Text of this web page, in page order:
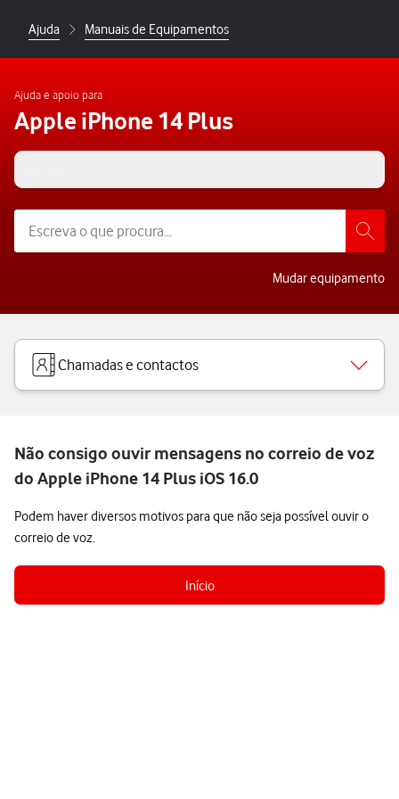
Ajuda Manuais de Equipamentos
Ajuda e apoio para
Apple iPhone 14 Plus
Mudar equipamento
Chamadas e contactos
Não consigo ouvir mensagens no correio de voz
do Apple iPhone 14 Plus iOS 16.0
Podem haver diversos motivos para que não seja possível ouvir o
correio de voz.
Início